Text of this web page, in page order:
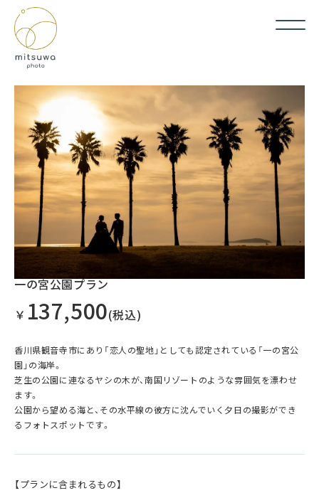
一の宮公園プラン
￥ 137,500(税込)
香川県観音寺市にあり「恋人の聖地」としても認定されている「一の宮公
園」の海岸。
芝生の公園に連なるヤシの木が、南国リゾートのような雰囲気を漂わせ
ます。
公園から望める海と、その水平線の彼方に沈んでいく夕日の撮影ができ
るフォトスポットです。
【プランに含まれるもの】